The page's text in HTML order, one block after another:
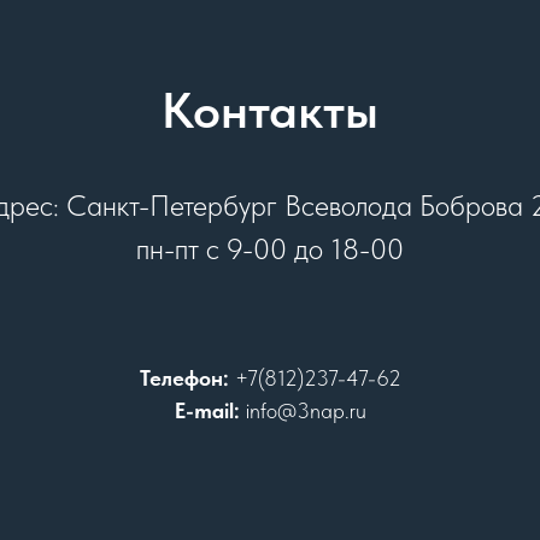
Контакты
Санкт-Петербург Всеволода Боброва
пн-пт с 9-00 до 18-00
Телефон: +7(812)237-47-62
E-mail: info@3nap.ru